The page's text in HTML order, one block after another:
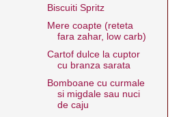
Biscuiti Spritz
Mere coapte (reteta
fara zahar, low carb)
Cartof dulce la cuptor
cu branza sarata
Bomboane cu curmale
si migdale sau nuci
de caju